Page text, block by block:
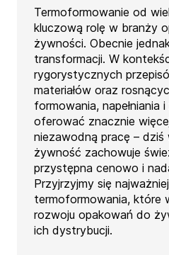
Termoformowanie od
kluczową rolę w branży
żywności. Obecnie
transformacji. W
rygorystycznych
materiałów oraz
formowania, napełniania
oferować znacznie
niezawodną pracę – dziś
żywność zachowuje
przystępna cenowo i
Przyjrzyjmy się
termoformowania, które
rozwoju opakowań do
ich dystrybucji.